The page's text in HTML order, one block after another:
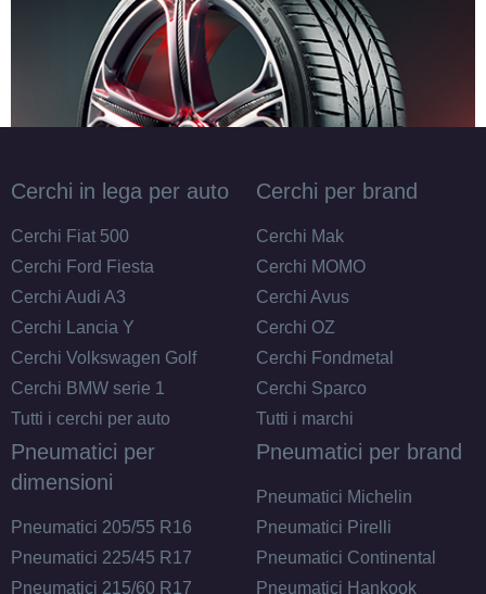
Cerchi in lega per auto
Cerchi Fiat 500
Cerchi Ford Fiesta
Cerchi Audi A3
Cerchi Lancia Y
Cerchi Volkswagen Golf
Cerchi BMW serie 1
Tutti i cerchi per auto
Cerchi per brand
Cerchi Mak
Cerchi MOMO
Cerchi Avus
Cerchi OZ
Cerchi Fondmetal
Cerchi Sparco
Tutti i marchi
Pneumatici per
dimensioni
Pneumatici 205/55 R16
Pneumatici 225/45 R17
Pneumatici 215/60 R17
Pneumatici per brand
Pneumatici Michelin
Pneumatici Pirelli
Pneumatici Continental
Pneumatici Hankook